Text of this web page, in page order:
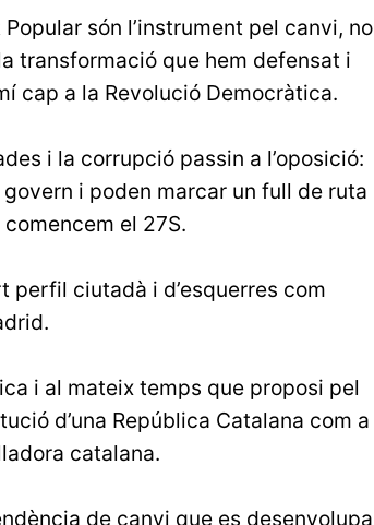
són l’instrument pel canvi, no
transformació que hem defensat i
cap a la Revolució Democràtica.
i la corrupció passin a l’oposició:
i poden marcar un full de ruta
el 27S.
perfil ciutadà i d’esquerres com
i al mateix temps que proposi pel
d’una República Catalana com a
catalana.
de canvi que es desenvolupa